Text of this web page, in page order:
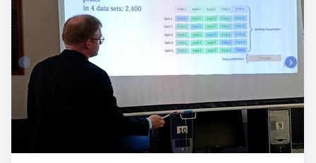
коммуникации факультета гуманитарных
дисциплин, русского и иностранных языков.
Рабочий язык конференции – английский.